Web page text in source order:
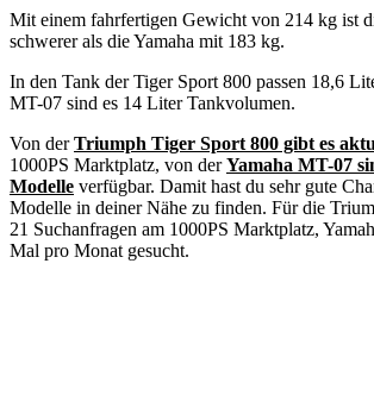
Mit einem fahrfertigen Gewicht von 214 kg ist
schwerer als die Yamaha mit 183 kg.
In den Tank der Tiger Sport 800 passen 18,6
MT-07 sind es 14 Liter Tankvolumen.
Von derTriumph Tiger Sport 800 gibt es
1000PS Marktplatz, von derYamaha MT-07
Modelle verfügbar. Damit hast du sehr gute
Modelle in deiner Nähe zu finden. Für die
21 Suchanfragen am 1000PS Marktplatz,
Mal pro Monat gesucht.